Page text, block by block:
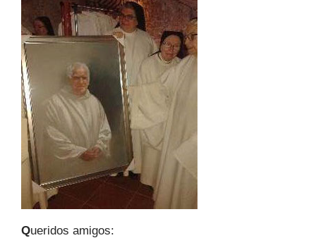
Queridos amigos: